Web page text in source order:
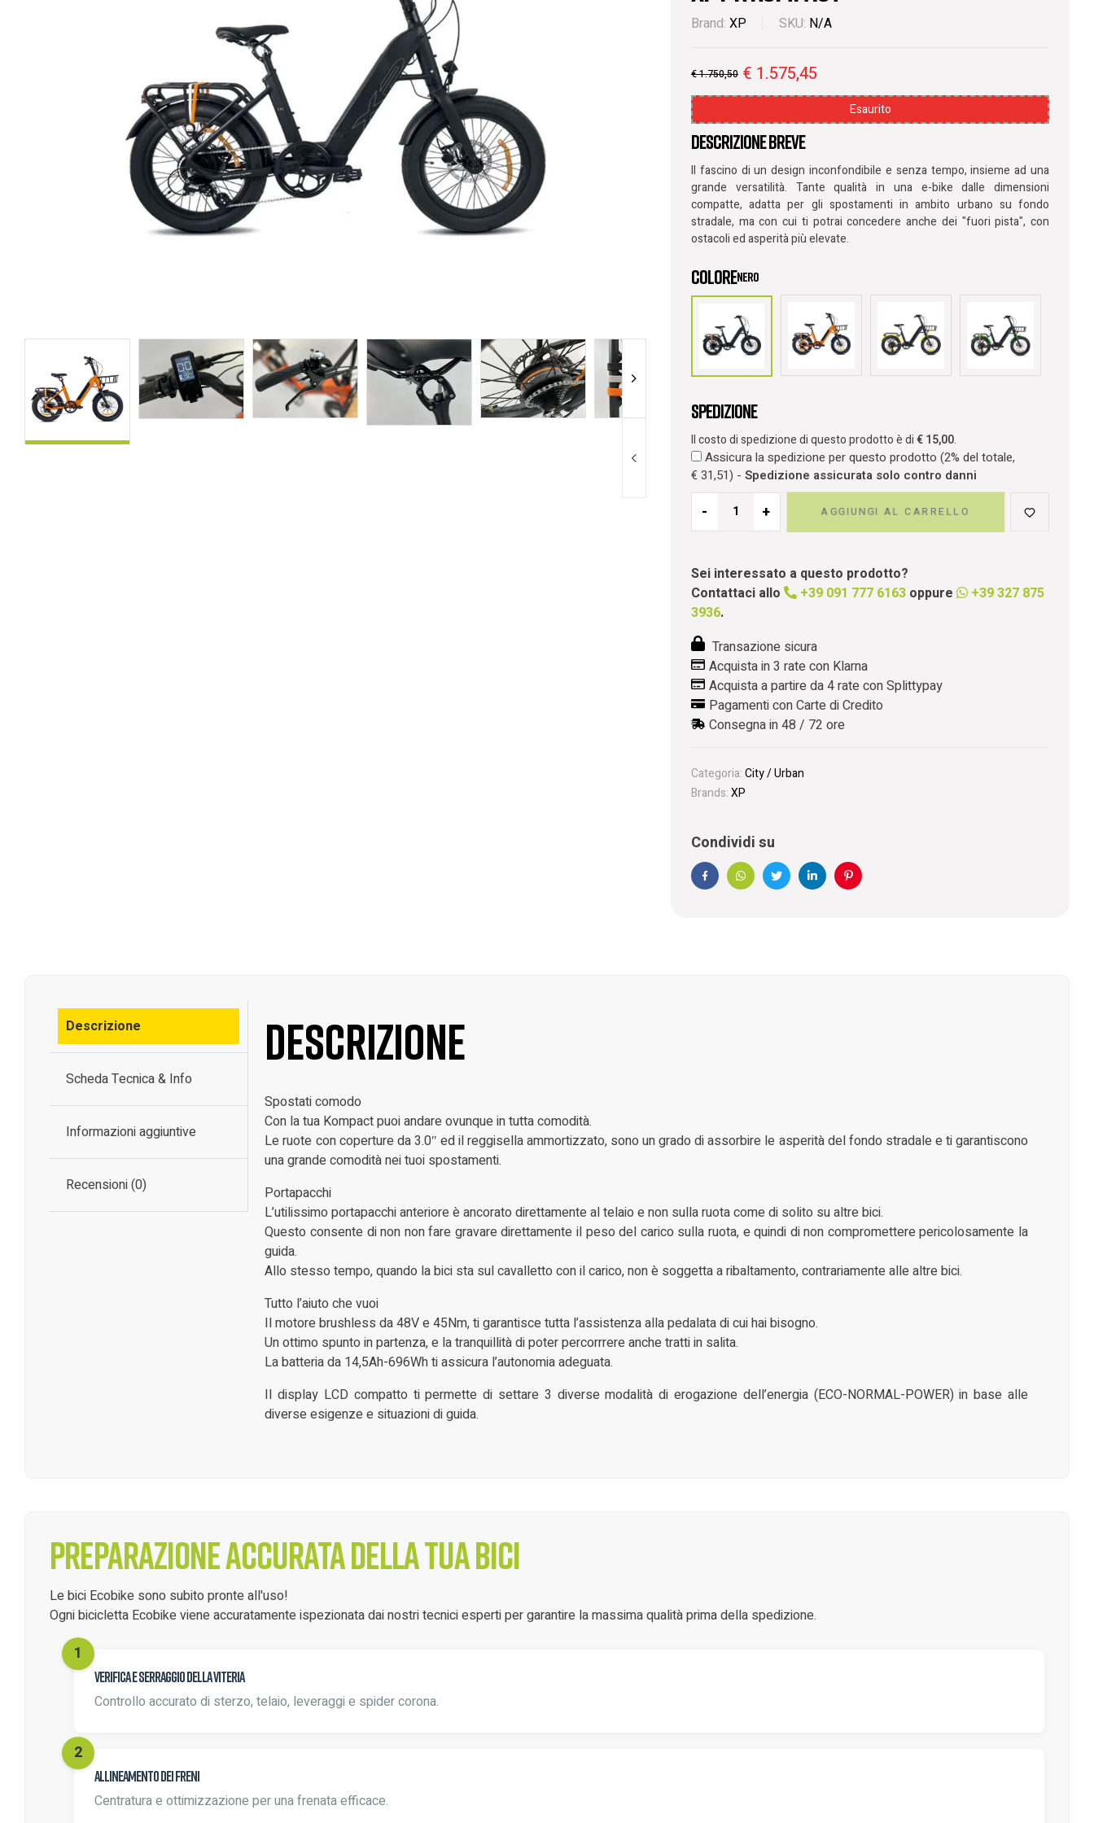
Brand: XP SKU: N/A
€1.750,50 € 1.575,45
Esaurito
Descrizione breve
Il fascino di un design inconfondibile e senza tempo, insieme ad una
grande versatilità. Tante qualità in una e-bike dalle dimensioni
compatte, adatta per gli spostamenti in ambito urbano su fondo
stradale, ma con cui ti potrai concedere anche dei "fuori pista", con
ostacoli ed asperità più elevate.
Colorenero
Spedizione
Il costo di spedizione di questo prodotto è di€15,00.
Assicura la spedizione per questo prodotto (2% del totale,
€31,51) - Spedizione assicurata solo contro danni
- + AGGIUNGI AL CARRELLO
Sei interessato a questo prodotto?
Contattaci allo
+39 091 777 6163 oppure
+39 327 875
3936.
Transazione sicura
Acquista in 3 rate con Klarna
Acquista a partire da 4 rate con Splittypay
Pagamenti con Carte di Credito
Consegna in 48 / 72 ore
Categoria:City / Urban
Brands:XP
Condividi su
FacebookWhatsAppTwitterLinkedinPinterest
Descrizione
Scheda Tecnica & Info
Informazioni aggiuntive
Recensioni (0)
Descrizione
Spostati comodo
Con la tua Kompact puoi andare ovunque in tutta comodità.
Le ruote con coperture da 3.0″ ed il reggisella ammortizzato, sono un grado di assorbire le asperità del fondo stradale e ti garantiscono
una grande comodità nei tuoi spostamenti.
Portapacchi
L’utilissimo portapacchi anteriore è ancorato direttamente al telaio e non sulla ruota come di solito su altre bici.
Questo consente di non non fare gravare direttamente il peso del carico sulla ruota, e quindi di non compromettere pericolosamente la
guida.
Allo stesso tempo, quando la bici sta sul cavalletto con il carico, non è soggetta a ribaltamento, contrariamente alle altre bici.
Tutto l’aiuto che vuoi
Il motore brushless da 48V e 45Nm, ti garantisce tutta l’assistenza alla pedalata di cui hai bisogno.
Un ottimo spunto in partenza, e la tranquillità di poter percorrrere anche tratti in salita.
La batteria da 14,5Ah-696Wh ti assicura l’autonomia adeguata.
Il display LCD compatto ti permette di settare 3 diverse modalità di erogazione dell’energia (ECO-NORMAL-POWER) in base alle
diverse esigenze e situazioni di guida.
Preparazione accurata della tua bici
Le bici Ecobike sono subito pronte all'uso!
Ogni bicicletta Ecobike viene accuratamente ispezionata dai nostri tecnici esperti per garantire la massima qualità prima della spedizione.
Verifica e serraggio della viteria
Controllo accurato di sterzo, telaio, leveraggi e spider corona.
Allineamento dei freni
Centratura e ottimizzazione per una frenata efficace.